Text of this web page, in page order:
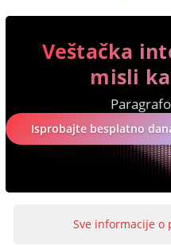
Veštačka
misli
Isprobajte besplatno
Sve informacije o